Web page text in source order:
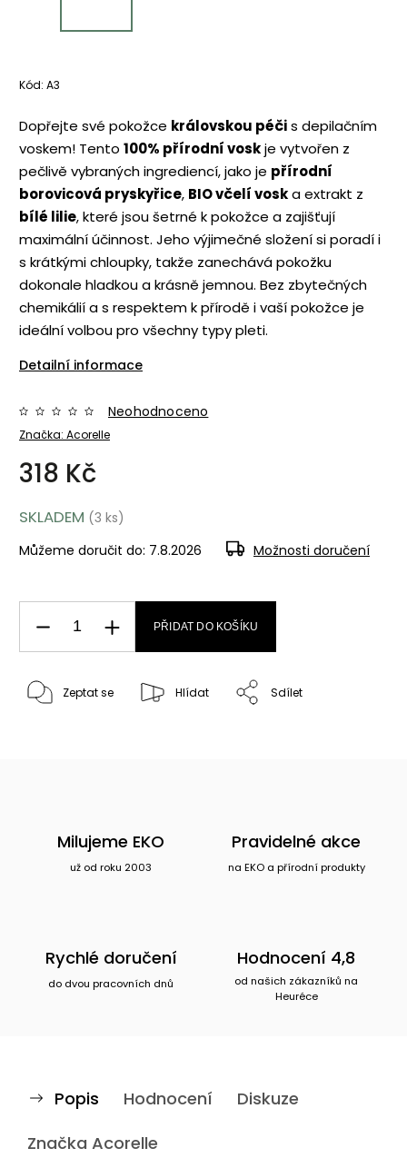
Kód: A3
Dopřejte své pokožce královskou péčis depilačním
voskem! Tento 100% přírodní voskje vytvořen z
pečlivě vybraných ingrediencí, jako je přírodní
borovicová pryskyřice, BIO včelí voska extrakt z
bílé lilie, které jsou šetrné k pokožce a zajišťují
maximální účinnost. Jeho výjimečné složení si poradí i
s krátkými chloupky, takže zanechává pokožku
dokonale hladkou a krásně jemnou. Bez zbytečných
chemikálií a s respektem k přírodě i vaší pokožce je
ideální volbou pro všechny typy pleti.
Detailní informace
Značka: Acorelle
Neohodnoceno
318 Kč
SKLADEM (3 ks)
Můžeme doručit do: 7.8.2026 Možnosti doručení
PŘIDAT DO KOŠÍKU
Zeptat se Hlídat Sdílet
Milujeme EKO
už od roku 2003
Pravidelné akce
na EKO a přírodní produkty
Rychlé doručení
do dvou pracovních dnů
Hodnocení 4,8
od našich zákazníků na
Heuréce
Popis Hodnocení
Diskuze
Značka Acorelle